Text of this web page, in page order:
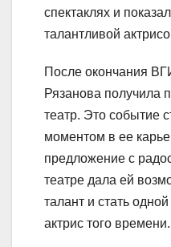
спектаклях и
талантливой
После окончания
Рязанова получила
театр. Это событие
моментом в ее
предложение с
театре дала ей
талант и стать
актрис того времени.